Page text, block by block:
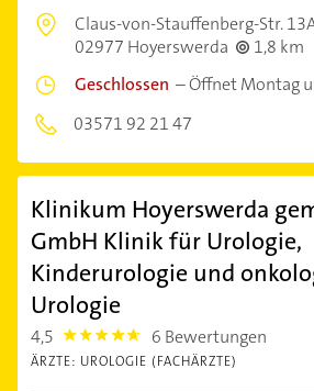
Claus-von-Stauffenberg-Str.
02977 Hoyerswerda
1,8 km
Geschlossen –Öffnet Montag
03571 92 21 47
Klinikum Hoyerswerda
GmbH Klinik für Urologie,
Kinderurologie und
Urologie
4,5 4.5 6 Bewertungen
ÄRZTE: UROLOGIE (FACHÄRZTE)